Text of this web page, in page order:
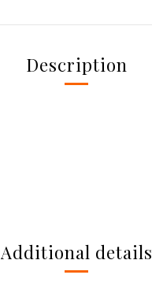
Description
Additional details